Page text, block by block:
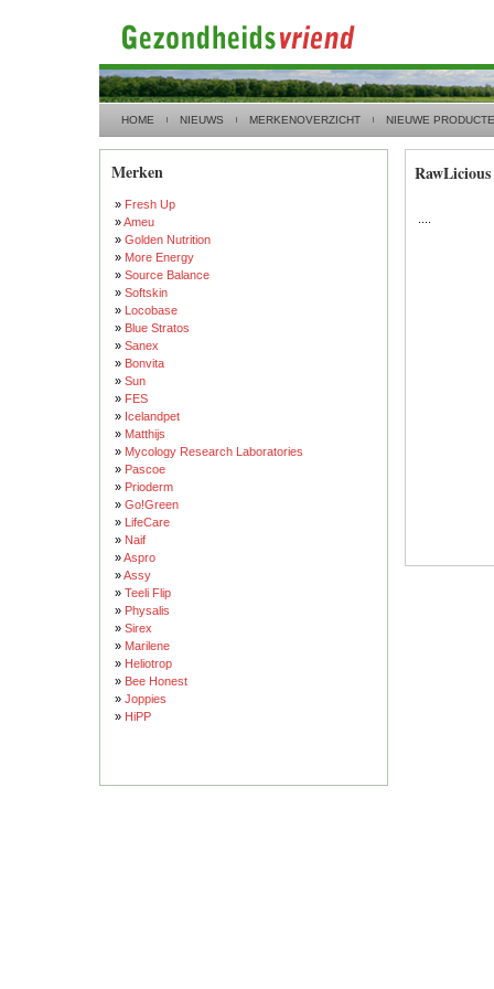
HOME NIEUWS MERKENOVERZICHT NIEUWE
Merken
» Fresh Up
»Ameu
» Golden Nutrition
» More Energy
» Source Balance
» Softskin
» Locobase
» Blue Stratos
» Sanex
» Bonvita
» Sun
» FES
» Icelandpet
» Matthijs
» Mycology Research Laboratories
» Pascoe
» Prioderm
» Go!Green
» LifeCare
» Naif
»Aspro
»Assy
» Teeli Flip
» Physalis
» Sirex
» Marilene
» Heliotrop
» Bee Honest
» Joppies
» HiPP
RawLicious